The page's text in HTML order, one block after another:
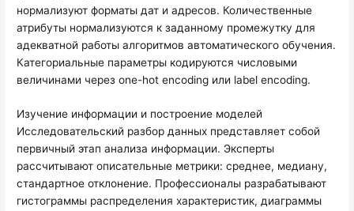
нормализуют форматы дат и адресов. Количественные
атрибуты нормализуются к заданному промежутку для
адекватной работы алгоритмов автоматического обучения.
Категориальные параметры кодируются числовыми
величинами через one-hot encoding или label encoding.
Изучение информации и построение моделей
Исследовательский разбор данных представляет собой
первичный этап анализа информации. Эксперты
рассчитывают описательные метрики: среднее, медиану,
стандартное отклонение. Профессионалы разрабатывают
гистограммы распределения характеристик, диаграммы